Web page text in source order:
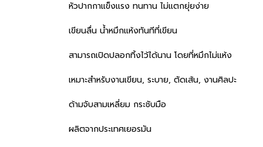
หัวปากกาแข็งแรง ทนทาน ไม่แตกยุ่ยง่าย
เขียนลื่น น้ำหมึกแห้งทันทีที่เขียน
สามารถเปิดปลอกทิ้งไว้ได้นาน โดยที่หมึกไม่แห้ง
เหมาะสำหรับงานเขียน, ระบาย, ตัดเส้น, งานศิลปะ
ด้ามจับสามเหลี่ยม กระชับมือ
ผลิตจากประเทศเยอรมัน